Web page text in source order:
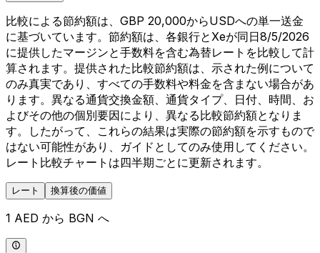
比較による節約額は、GBP 20,000からUSDへの単一送金
に基づいています。節約額は、各銀行とXeが同日8/5/2026
に提供したマージンと手数料を含む為替レートを比較して計
算されます。提供された比較節約額は、示された例について
のみ真実であり、すべての手数料や料金を含まない場合があ
ります。異なる通貨交換金額、通貨タイプ、日付、時間、お
よびその他の個別要因により、異なる比較節約額となりま
す。したがって、これらの結果は実際の節約額を示すもので
はない可能性があり、ガイドとしてのみ使用してください。
レート比較チャートは四半期ごとに更新されます。
レート 換算後の価値
1 AED から BGN へ